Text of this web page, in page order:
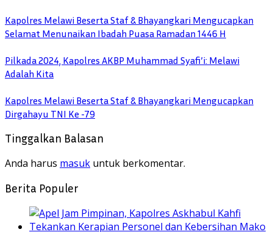
Kapolres Melawi Beserta Staf & Bhayangkari Mengucapkan
Selamat Menunaikan Ibadah Puasa Ramadan 1446 H
Pilkada 2024, Kapolres AKBP Muhammad Syafi’i: Melawi
Adalah Kita
Kapolres Melawi Beserta Staf & Bhayangkari Mengucapkan
Dirgahayu TNI Ke -79
Tinggalkan Balasan
Anda harus masuk untuk berkomentar.
Berita Populer